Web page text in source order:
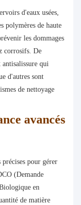
d'eaux usées,
polymères de haute
les dommages
corrosifs. De
antisalissure qui
d'autres sont
de nettoyage
avancés
pour gérer
(Demande
en
de matière